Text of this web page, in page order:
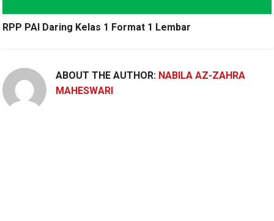
RPP PAI Daring Kelas 1 Format 1 Lembar
ABOUT THE AUTHOR: NABILA AZ-ZAHRA
MAHESWARI